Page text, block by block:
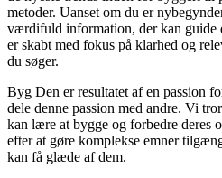
metoder. Uanset om du er
værdifuld information, der kan guide
er skabt med fokus på klarhed og
du søger.
Byg Den er resultatet af en passion
dele denne passion med andre. Vi
kan lære at bygge og forbedre deres
efter at gøre komplekse emner
kan få glæde af dem.